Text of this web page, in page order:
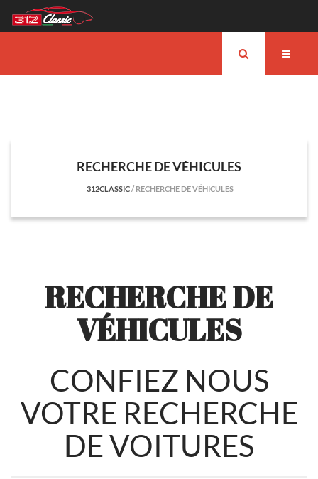
RECHERCHE DE VÉHICULES
312CLASSIC/ RECHERCHE DE VÉHICULES
RECHERCHE DE
VÉHICULES
CONFIEZ NOUS
VOTRE RECHERCHE
DE VOITURES